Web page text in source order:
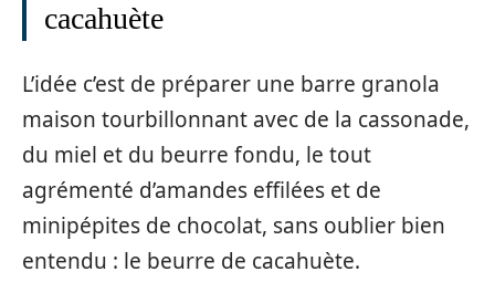
cacahuète
L’idée c’est de préparer une barre granola
maison tourbillonnant avec de la cassonade,
du miel et du beurre fondu, le tout
agrémenté d’amandes effilées et de
minipépites de chocolat, sans oublier bien
entendu : le beurre de cacahuète.